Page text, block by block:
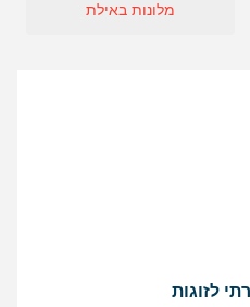
מלונות באילת
לזוגות